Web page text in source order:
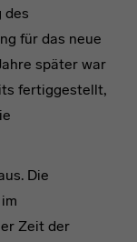
des
für das neue
später war
fertiggestellt,
Die
Zeit der